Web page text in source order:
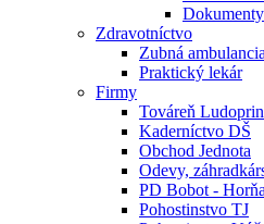
Dokumenty
Zdravotníctvo
Zubná ambulancia
Praktický lekár
Firmy
Továreň
Kaderníctvo DŠ
Obchod Jednota
Odevy,
PD Bobot -
Pohostinstvo TJ